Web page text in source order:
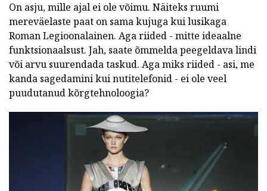
On asju, mille ajal ei ole võimu. Näiteks ruumi
mereväelaste paat on sama kujuga kui lusikaga
Roman Legioonalainen. Aga riided - mitte ideaalne
funktsionaalsust. Jah, saate õmmelda peegeldava lindi
või arvu suurendada taskud. Aga miks riided - asi, me
kanda sagedamini kui nutitelefonid - ei ole veel
puudutanud kõrgtehnoloogia?